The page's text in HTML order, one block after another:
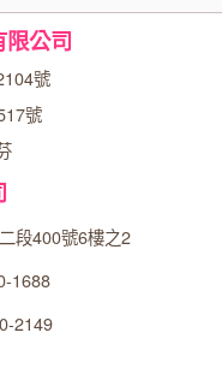
公司
號
號
段400號6樓之2
1688
2149